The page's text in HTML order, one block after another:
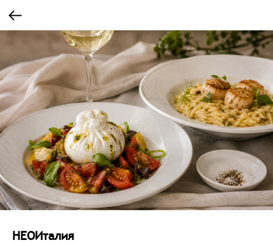
НЕОИталия